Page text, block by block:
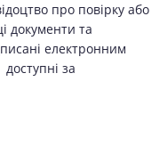
про повірку або
документи та
електронним
за